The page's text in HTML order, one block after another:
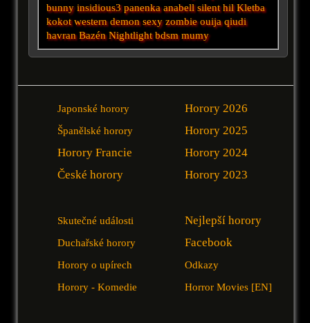
bunny insidious3 panenka anabell silent hil Kletba
kokot western demon sexy zombie ouija qiudi
havran Bazén Nightlight bdsm mumy
Japonské horory
Španělské horory
Horory Francie
České horory
Horory 2026
Horory 2025
Horory 2024
Horory 2023
Skutečné události
Duchařské horory
Horory o upírech
Horory - Komedie
Nejlepší horory
Facebook
Odkazy
Horror Movies [EN]